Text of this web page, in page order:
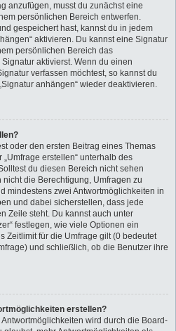
anzufügen, musst du zunächst eine
persönlichen Bereich entwerfen.
gespeichert hast, kannst du in jedem
aktivieren. Du kannst eine Signatur
persönlichen Bereich das
aktivierst. Wenn du einen
verfassen möchtest, so kannst du
anhängen“ wieder deaktivieren.
oder den ersten Beitrag eines Themas
erstellen“ unterhalb des
du diesen Bereich nicht sehen
die Berechtigung, Umfragen zu
mindestens zwei Antwortmöglichkeiten in
und dabei sicherstellen, dass jede
Zeile steht. Du kannst auch unter
festlegen, wie viele Optionen ein
Zeitlimit für die Umfrage gilt (0 bedeutet
und schließlich, ob die Benutzer ihre
erstellen?
wird durch die Board-